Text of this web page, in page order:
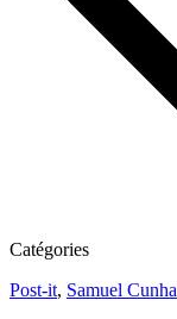
Catégories
Post-it, Samuel Cunha